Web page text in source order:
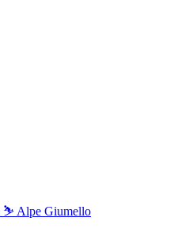
⛷ Alpe Giumello